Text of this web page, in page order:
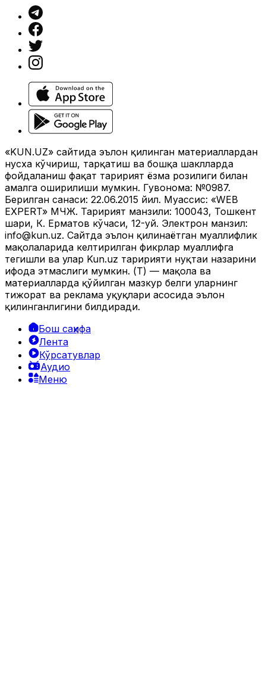
«KUN.UZ» сайтида эълон қилинган материаллардан
нусха кўчириш, тарқатиш ва бошқа шаклларда
фойдаланиш фақат таҳририят ёзма розилиги билан
амалга оширилиши мумкин. Гувоҳнома: №0987.
Берилган санаси: 22.06.2015 йил. Муассис: «WEB
EXPERT» МЧЖ. Таҳририят манзили: 100043, Тошкент
шаҳри, К. Ерматов кўчаси, 12-уй. Электрон манзил:
info@kun.uz. Сайтда эълон қилинаётган муаллифлик
мақолаларида келтирилган фикрлар муаллифга
тегишли ва улар Kun.uz таҳририяти нуқтаи назарини
ифода этмаслиги мумкин. (Т) — мақола ва
материалларда қўйилган мазкур белги уларнинг
тижорат ва реклама ҳуқуқлари асосида эълон
қилинганлигини билдиради.
Бош саҳифа
Лента
Кўрсатувлар
Аудио
Меню